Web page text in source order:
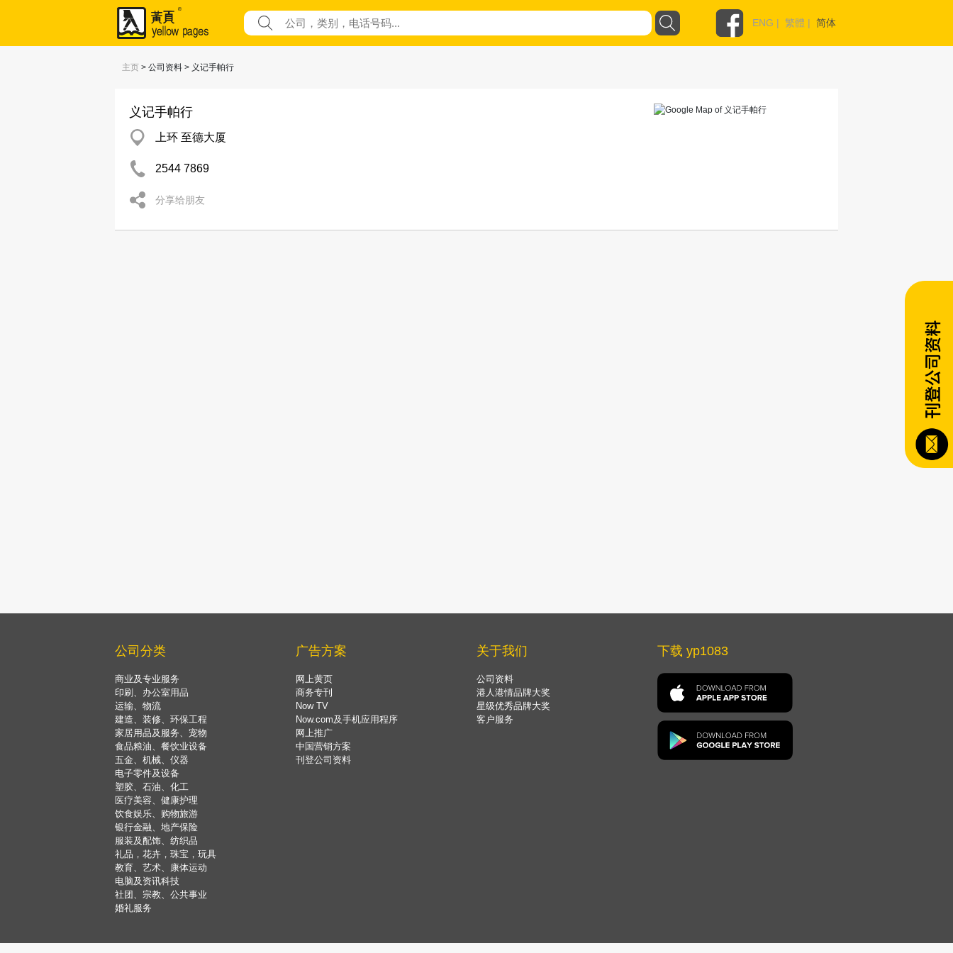
ENG | 繁體 | 简体
主页 > 公司资料 > 义记手帕行
义记手帕行
上环 至德大厦
2544 7869
分享给朋友
公司分类
商业及专业服务
印刷、办公室用品
运输、物流
建造、装修、环保工程
家居用品及服务、宠物
食品粮油、餐饮业设备
五金、机械、仪器
电子零件及设备
塑胶、石油、化工
医疗美容、健康护理
饮食娱乐、购物旅游
银行金融、地产保险
服装及配饰、纺织品
礼品，花卉，珠宝，玩具
教育、艺术、康体运动
电脑及资讯科技
社团、宗教、公共事业
婚礼服务
广告方案
网上黄页
商务专刊
Now TV
Now.com及手机应用程序
网上推广
中国营销方案
刊登公司资料
关于我们
公司资料
港人港情品牌大奖
星级优秀品牌大奖
客户服务
下载 yp1083